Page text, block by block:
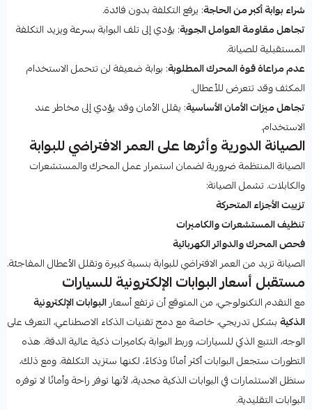
شراء بوابة أكبر من الحاجة: يرفع التكلفة بدون فائدة.
تجاهل مقاومة العوامل الجوية: يؤدي إلى تلف البوابة بسرعة ويزيد التكلفة
المستقبلية للصيانة.
عدم مراعاة قوة المحرك المطلوبة: بوابة ضعيفة لن تتحمل الاستخدام
المكثف وقد تتعرض للأعطال.
تجاهل ميزات الأمان الأساسية: يقلل الأمان وقد يؤدي إلى مخاطر عند
الاستخدام.
الصيانة الدورية وأثرها على العمر الافتراضي للبوابة
الصيانة المنتظمة ضرورية لضمان استمرار عمل المحرك والمستشعرات
والكابلات. تشمل الصيانة:
تزييت الأجزاء المتحركة
تنظيف المستشعرات والكاميرات
فحص المحرك والدوائر الكهربائية
الصيانة تزيد من العمر الافتراضي للبوابة بنسبة كبيرة وتقلل الأعطال المفاجئة.
مستقبل أسعار البوابات الإلكترونية للسيارات
مع التقدم التكنولوجي، من المتوقع أن ترتفع أسعارالبوابات الإلكترونية
الذكيةبشكل تدريجي، خاصة مع دمج تقنيات الذكاء الاصطناعي، التعرف على
الوجه، التتبع الذكي للسيارات، وربط البوابة بكاميرات ذكية عالية الدقة. هذه
التطورات ستجعل البوابات أكثر أمانًا وذكاءً، لكنها ستزيد التكلفة. ومع ذلك،
ستظل الاستثمارات في البوابات الذكية مجدية، لأنها توفر راحة وأمانًا لا توفره
البوابات التقليدية.